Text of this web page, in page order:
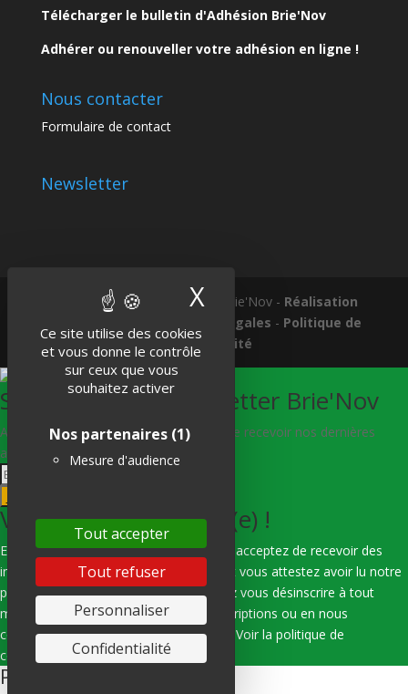
Ce site utilise des cookies
et vous donne le contrôle
sur ceux que vous
souhaitez activer
Nos partenaires (1)
Mesure d'audience
Tout accepter
Tout refuser
Personnaliser
Confidentialité
X Masquer le
Télécharger le bulletin d'Adhésion Brie'Nov
Adhérer ou renouveller votre adhésion en ligne !
Nous contacter
Formulaire de contact
Newsletter
Tous droits réservés © 2018 Brie'Nov - Réalisation
Mentions légales - Politique de
confidentialité
S'abonner à la Newsletter Brie'Nov
Abonnez-vous à notre newsletter afin de recevoir nos dernières
actualités.
Vous êtes bien inscrit(e) !
En indiquant votre adresse e-mail, vous acceptez de recevoir des
informations de notre part via e-mail, et vous attestez avoir lu notre
politique de confidentialité. Vous pouvez vous désinscrire à tout
moment en utilisant les liens de désinscriptions ou en nous
contactant par e-mail : hello@subotai.fr Voir la politique de
confidentialité
Pin It on Pinterest